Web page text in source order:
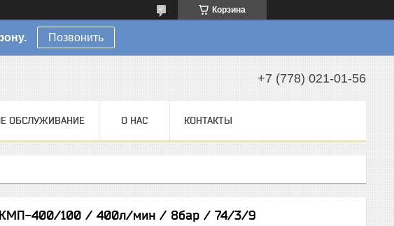
Корзина
Позвонить
+7 (778) 021-01-56
ОБСЛУЖИВАНИЕ О НАС КОНТАКТЫ
КМП-400/100 / 400л/мин / 8бар / 74/3/9